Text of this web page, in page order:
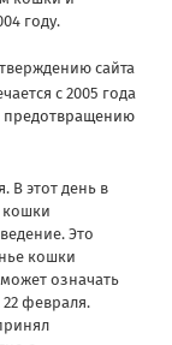
году.
сайта
с 2005 года
предотвращению
. В этот день в
кошки
Это
кошки
означать
февраля.